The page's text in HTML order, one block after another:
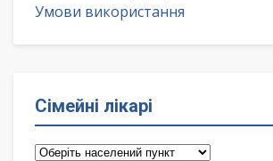
Умови використання
Сімейні лікарі
Сімейні